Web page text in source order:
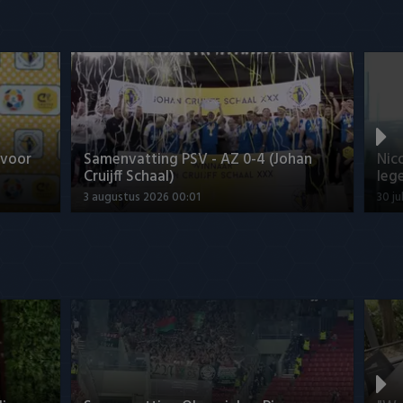
Samenvatting PSV - AZ 0-4 (Johan
Cruijff Schaal)
3 augustus 2026 00:01 30